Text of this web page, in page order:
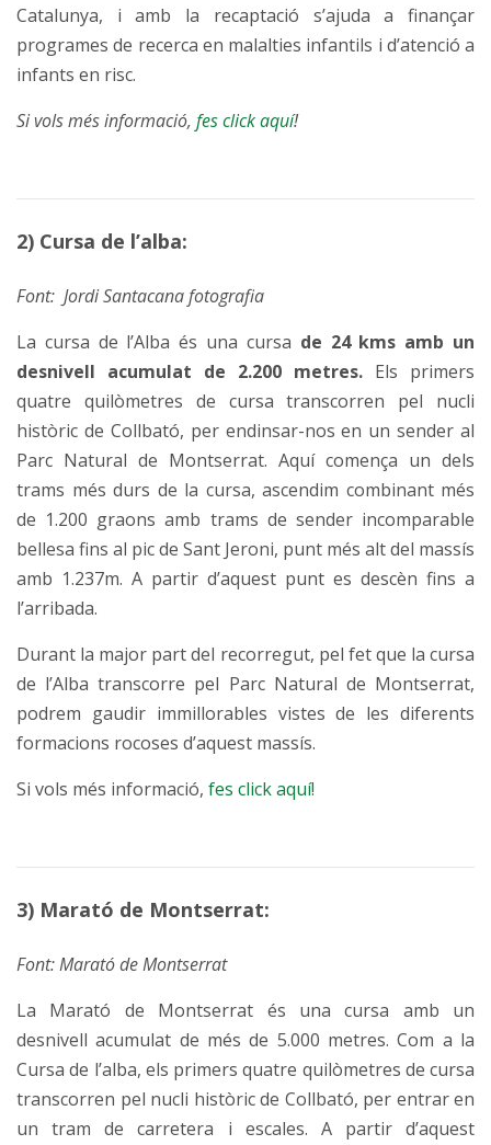
Catalunya, i amb la recaptació s’ajuda a finançar
programes de recerca en malalties infantils i d’atenció a
infants en risc.
Si vols més informació, fes click aquí!
2) Cursa de l’alba:
Font: Jordi Santacana fotografia
La cursa de l’Alba és una cursa de 24 kms amb un
desnivell acumulat de 2.200 metres. Els primers
quatre quilòmetres de cursa transcorren pel nucli
històric de Collbató, per endinsar-nos en un sender al
Parc Natural de Montserrat. Aquí comença un dels
trams més durs de la cursa, ascendim combinant més
de 1.200 graons amb trams de sender incomparable
bellesa fins al pic de Sant Jeroni, punt més alt del massís
amb 1.237m. A partir d’aquest punt es descèn fins a
l’arribada.
Durant la major part del recorregut, pel fet que la cursa
de l’Alba transcorre pel Parc Natural de Montserrat,
podrem gaudir immillorables vistes de les diferents
formacions rocoses d’aquest massís.
Si vols més informació, fes click aquí!
3) Marató de Montserrat:
Font: Marató de Montserrat
La Marató de Montserrat és una cursa amb un
desnivell acumulat de més de 5.000 metres. Com a la
Cursa de l’alba, els primers quatre quilòmetres de cursa
transcorren pel nucli històric de Collbató, per entrar en
un tram de carretera i escales. A partir d’aquest